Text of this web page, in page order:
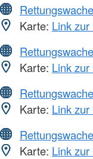
Rettungswache
Karte: Link
Rettungswache
Karte: Link
Rettungswache
Karte: Link
Rettungswache
Karte: Link